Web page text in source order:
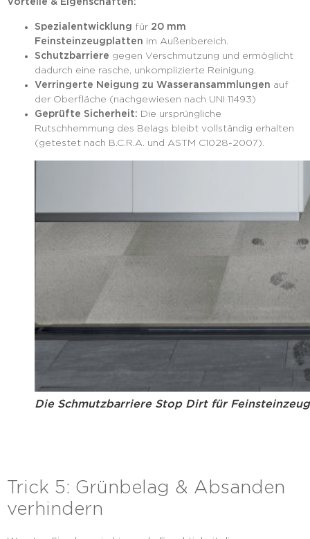
Vorteile & Eigenschaften:
Spezialentwicklung für 20 mm
Feinsteinzeugplatten im Außenbereich.
Schutzbarriere gegen Verschmutzung und ermöglicht
dadurch eine rasche, unkomplizierte Reinigung.
Verringerte Neigung zu Wasseransammlungen auf
der Oberfläche (nachgewiesen nach UNI 11493)
Geprüfte Sicherheit: Die ursprüngliche
Rutschhemmung des Belags bleibt vollständig erhalten
(getestet nach B.C.R.A. und ASTM C1028-2007).
Die Schmutzbarriere Stop Dirt für
Trick 5: Grünbelag & Absanden
verhindern